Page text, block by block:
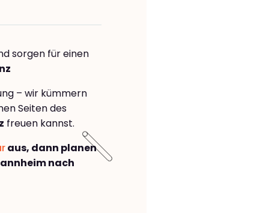
sorgen für einen
– wir kümmern
Seiten des
freuen kannst.
aus, dann planen
nach